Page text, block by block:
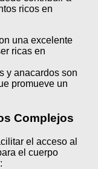
ricos en
una excelente
ricas en
y anacardos son
promueve un
Complejos
el acceso al
el cuerpo